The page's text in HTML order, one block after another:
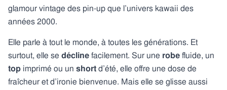
glamour vintage des pin-up que l’univers kawaii des
années 2000.
Elle parle à tout le monde, à toutes les générations. Et
surtout, elle se décline facilement. Sur une robe fluide, un
top imprimé ou un short d’été, elle offre une dose de
fraîcheur et d’ironie bienvenue. Mais elle se glisse aussi